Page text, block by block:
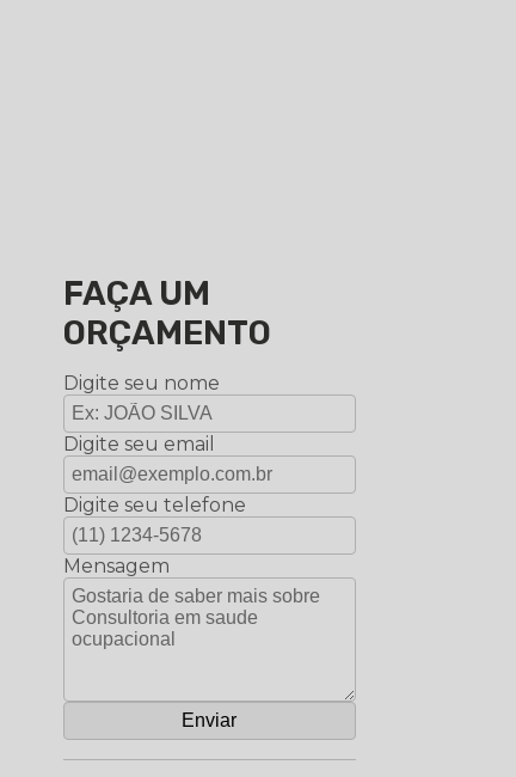
FAÇA UM
ORÇAMENTO
Digite seu nome
Digite seu email
Digite seu telefone
Mensagem